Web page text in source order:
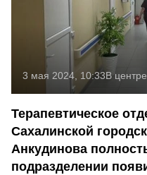
3 мая 2024, 10:33В
Терапевтическое
Сахалинской
Анкудинова
подразделении